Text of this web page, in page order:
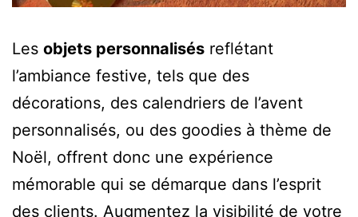
Les objets personnalisés reflétant
l’ambiance festive, tels que des
décorations, des calendriers de l’avent
personnalisés, ou des goodies à thème de
Noël, offrent donc une expérience
mémorable qui se démarque dans l’esprit
des clients. Augmentez la visibilité de votre